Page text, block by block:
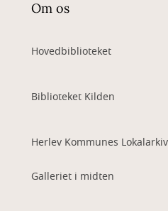
Om os
Hovedbiblioteket
Biblioteket Kilden
Herlev Kommunes Lokalarkiv
Galleriet i midten